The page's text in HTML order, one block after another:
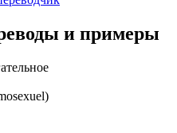
и примеры